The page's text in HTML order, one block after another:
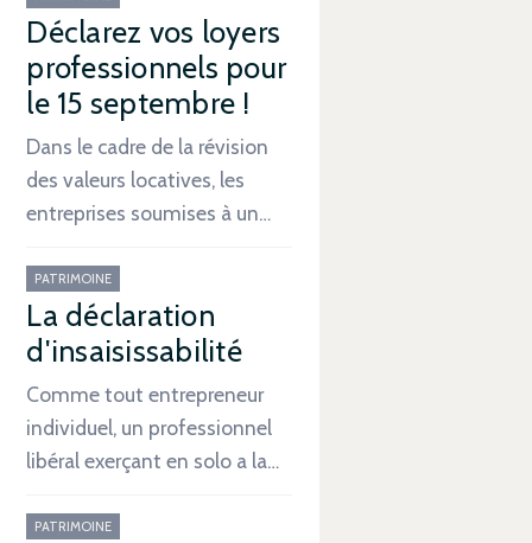
Déclarez vos loyers
professionnels pour
le 15 septembre !
Dans le cadre de la révision
des valeurs locatives, les
entreprises soumises à un…
PATRIMOINE
La déclaration
d'insaisissabilité
Comme tout entrepreneur
individuel, un professionnel
libéral exerçant en solo a la…
PATRIMOINE